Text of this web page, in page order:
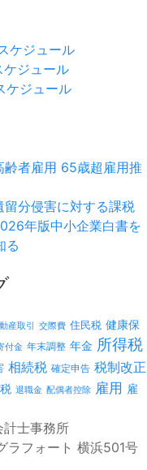
ケジュール
ジュール
ケジュール
者雇用 65歳超雇用推
分侵害に対する課税
年版中小企業白書を
る
産取引 交際費 住民税 健康保
付金 年末調整 年金 所得税
相続税 確定申告 税制改正
退職金 配偶者控除 雇用 雇
計士事務所
ラフォート 横浜501号